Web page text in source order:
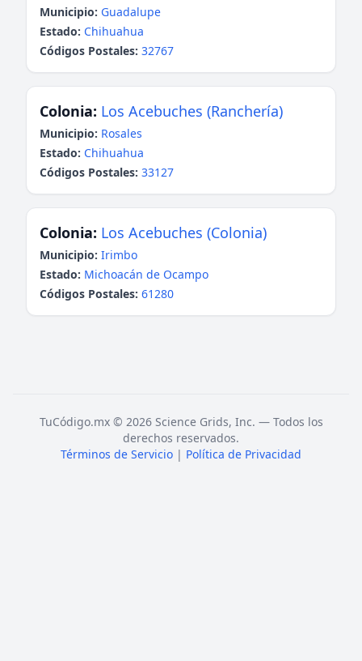
Municipio: Guadalupe
Estado: Chihuahua
Códigos Postales: 32767
Colonia: Los Acebuches (Ranchería)
Municipio: Rosales
Estado: Chihuahua
Códigos Postales: 33127
Colonia: Los Acebuches (Colonia)
Municipio: Irimbo
Estado: Michoacán de Ocampo
Códigos Postales: 61280
TuCódigo.mx © 2026 Science Grids, Inc. — Todos los
derechos reservados.
Términos de Servicio | Política de Privacidad